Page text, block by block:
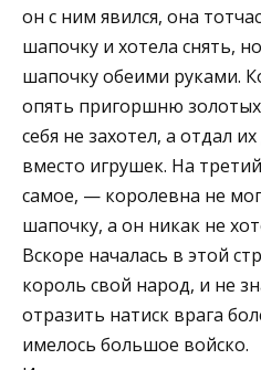
он с ним явился, она
шапочку и хотела снять,
шапочку обеими руками.
опять пригоршню
себя не захотел, а отдал
вместо игрушек. На
самое, — королевна не
шапочку, а он никак не
Вскоре началась в этой
король свой народ, и не
отразить натиск врага
имелось большое войско.